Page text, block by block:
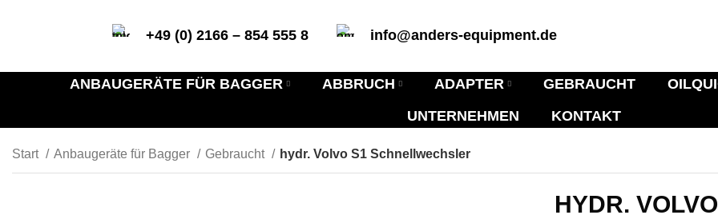
+49 (0) 2166 – 854 555 8 info@anders-equipment.de
ANBAUGERÄTE FÜR BAGGER ABBRUCH ADAPTER GEBRAUCHT
UNTERNEHMEN
KONTAKT
Start Anbaugeräte für Bagger Gebraucht hydr. Volvo S1 Schnellwechsler
HYDR.